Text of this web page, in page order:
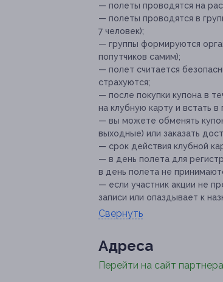
— полеты проводятся на
— полеты проводятся в
7 человек);
— группы формируются
попутчиков самим);
— полет считается
страхуются;
— после покупки купона в
на клубную карту и встать в
— вы можете обменять
выходные) или заказать
— срок действия клубной
— в день полета для
в день полета не
— если участник акции не
записи или опаздывает к
Свернуть
Адресa
Перейти на сайт партнера